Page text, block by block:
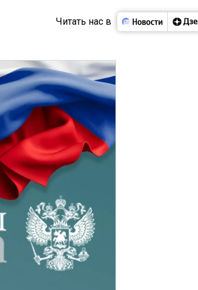
Читать нас в